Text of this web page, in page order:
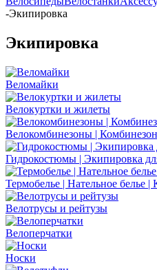
-Экипировка
Экипировка
Веломайки
Велокуртки и жилеты
Велокомбинезоны |
Гидрокостюмы | Экипировка
Термобелье | Нательное белье |
Велотрусы и рейтузы
Велоперчатки
Носки